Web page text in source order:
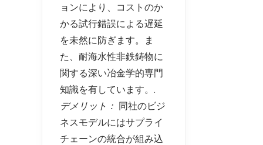
ョンにより、コストのか
かる試行錯誤による遅延
を未然に防ぎます。ま
た、耐海水性非鉄鋳物に
関する深い冶金学的専門
知識を有しています。.
デメリット： 同社のビジ
ネスモデルにはサプライ
チェーンの統合が組み込